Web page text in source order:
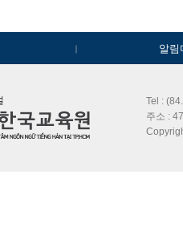
알림
Tel :
주소 :